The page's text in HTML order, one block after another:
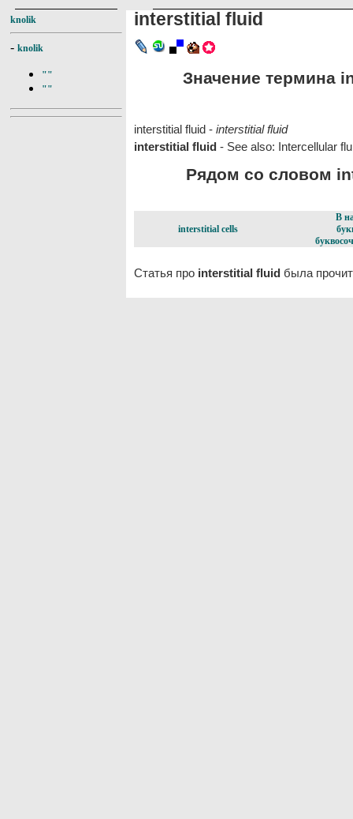
knolik
- knolik
""
""
interstitial fluid
Значение термина
interstitial fluid - interstitial fluid
interstitial fluid - See also: Intercellular
Рядом со словом
interstitial cells
В
Статья про interstitial fluid была